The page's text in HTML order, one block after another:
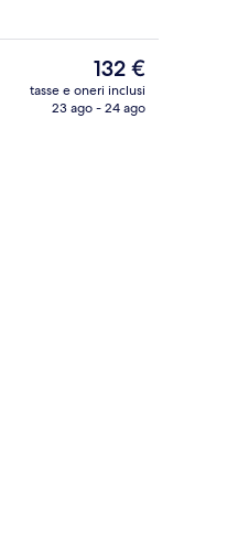
Impianti sportivi
Il
prezzo
attuale
132 €
tasse e oneri inclusi
23 ago - 24 ago